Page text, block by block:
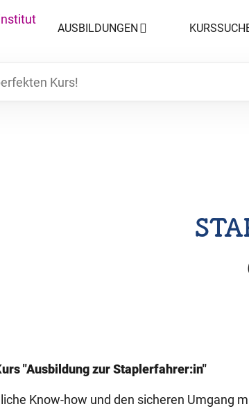
AUSBILDUNGEN
"Ausbildung zur Staplerfahrer:in"
Know-how und den sicheren Umgang